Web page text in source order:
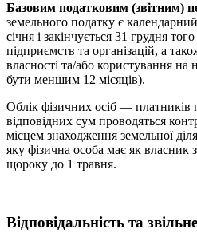
Базовим податковим (звітним)
земельного податку є
січня і закінчується 31 грудня
підприємств та організацій, а
власності та/або користування на
бути меншим 12 місяців).
Облік фізичних осіб — платників
відповідних сум проводяться
місцем знаходження земельної
яку фізична особа має як власник
щороку до 1 травня.
Відповідальність та